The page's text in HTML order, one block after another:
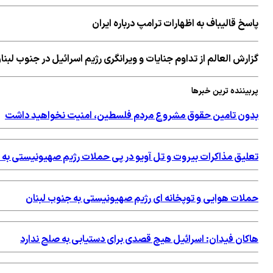
پاسخ قالیباف به اظهارات ترامپ درباره ایران
گزارش العالم از تداوم جنایات و ویرانگری رژیم اسرائیل در جنوب
پربیننده ترین خبرها
بدون تامین حقوق مشروع مردم فلسطین، امنیت نخواهید داشت
تعلیق مذاکرات بیروت و تل آویو در پی حملات رژیم صهیونیستی
حملات هوایی و توپخانه ای رژیم صهیونیستی به جنوب لبنان
هاکان فیدان: اسرائیل هیچ قصدی برای دستیابی به صلح ندارد